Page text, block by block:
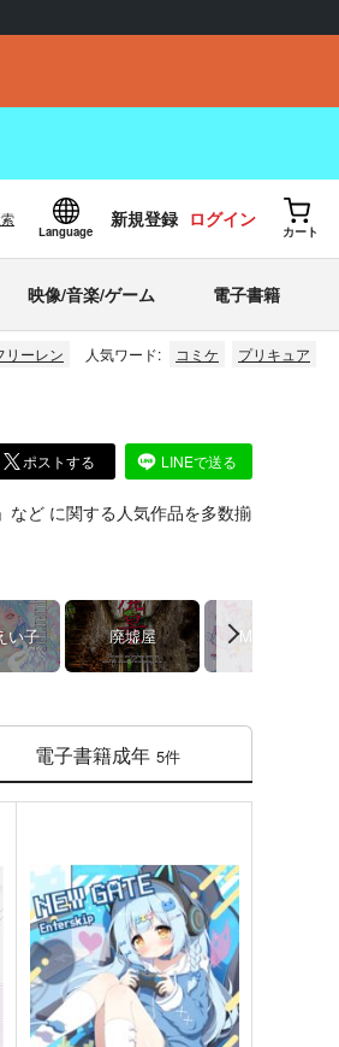
Language
新規登録 ログイン
カート
映像/音楽/ゲーム 電子書籍
リーレン 人気ワード: コミケ プリキュア
ポストする LINEで送る
など に関する人気作品を多数揃
い子 廃墟屋 MASTER
電子書籍成年 5件